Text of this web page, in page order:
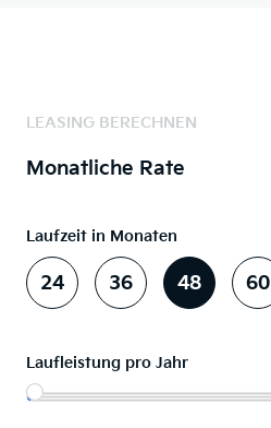
LEASING BERECHNEN
Monatliche Rate
Laufzeit in Monaten
24 36 48 60
Laufleistung pro Jahr